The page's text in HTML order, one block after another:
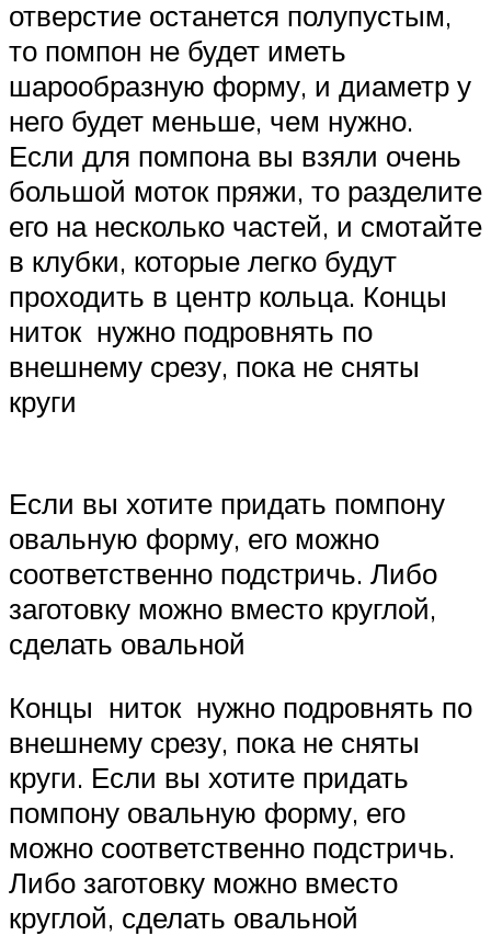
отверстие останется полупустым,
то помпон не будет иметь
шарообразную форму, и диаметр у
него будет меньше, чем нужно.
Если для помпона вы взяли очень
большой моток пряжи, то разделите
его на несколько частей, и смотайте
в клубки, которые легко будут
проходить в центр кольца. Концы
ниток нужно подровнять по
внешнему срезу, пока не сняты
круги
Если вы хотите придать помпону
овальную форму, его можно
соответственно подстричь. Либо
заготовку можно вместо круглой,
сделать овальной
Концы ниток нужно подровнять по
внешнему срезу, пока не сняты
круги. Если вы хотите придать
помпону овальную форму, его
можно соответственно подстричь.
Либо заготовку можно вместо
круглой, сделать овальной